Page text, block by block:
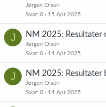
Jørgen Olsen
Svar 0 15 Apr 2025
J NM 2025: Resultater
Jørgen Olsen
Svar 0 14 Apr 2025
J NM 2025: Resultater
Jørgen Olsen
Svar 0 14 Apr 2025